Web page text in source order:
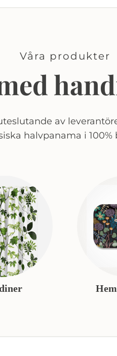
Våra produkter
av
halvpanama i 100%